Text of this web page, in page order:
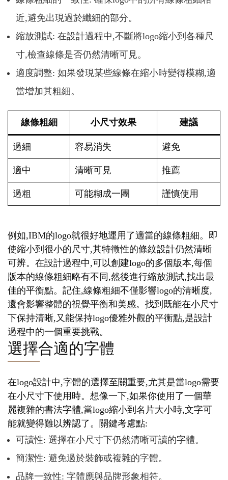
近,避免出現過於纖細的部分。
縮放測試: 在設計過程中,不斷將logo縮小到各種尺
寸,檢查線條是否仍然清晰可見。
適度調整: 如果發現某些線條在縮小時變得模糊,適
當增加其粗細。
線條粗細 小尺寸效果 建議
過細 容易消失 避免
適中 清晰可見 推薦
過粗 可能糊成一團 謹慎使用
例如,IBM的logo就很好地運用了適當的線條粗細。即
使縮小到很小的尺寸,其特徵性的條紋設計仍然清晰
可辨。在設計過程中,可以創建logo的多個版本,每個
版本的線條粗細略有不同,然後進行縮放測試,找出最
佳的平衡點。記住,線條粗細不僅影響logo的清晰度,
還會影響整體的視覺平衡和美感。找到既能在小尺寸
下保持清晰,又能保持logo優雅外觀的平衡點,是設計
過程中的一個重要挑戰。
選擇合適的字體
在logo設計中,字體的選擇至關重要,尤其是當logo需要
在小尺寸下使用時。想像一下,如果你使用了一個華
麗複雜的書法字體,當logo縮小到名片大小時,文字可
能就變得難以辨認了。關鍵考慮點:
可讀性: 選擇在小尺寸下仍然清晰可讀的字體。
簡潔性: 避免過於裝飾或複雜的字體。
品牌一致性: 字體應與品牌形象相符。